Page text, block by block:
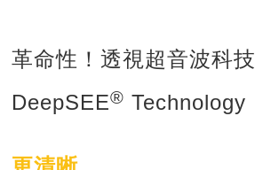
革命性！透視超音波科技
DeepSEE® Technology